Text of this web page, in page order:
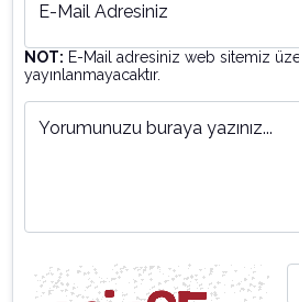
E-Mail Adresiniz
NOT: E-Mail adresiniz web sitemiz
yayınlanmayacaktır.
Yorumunuzu buraya yazınız...